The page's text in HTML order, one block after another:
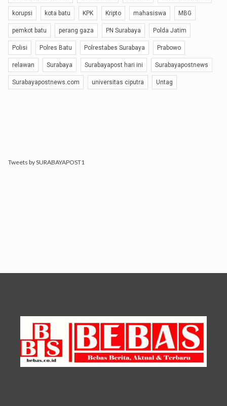
korupsi kota batu KPK Kripto mahasiswa MBG
pemkot batu perang gaza PN Surabaya Polda Jatim
Polisi Polres Batu Polrestabes Surabaya Prabowo
relawan Surabaya Surabayapost hari ini Surabayapostnews
Surabayapostnews.com universitas ciputra Untag
Tweets by SURABAYAPOST1